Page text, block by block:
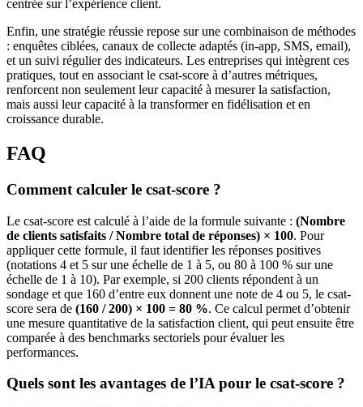
centrée sur l’expérience client.
Enfin, une stratégie réussie repose sur une combinaison de méthodes
: enquêtes ciblées, canaux de collecte adaptés (in-app, SMS, email),
et un suivi régulier des indicateurs. Les entreprises qui intègrent ces
pratiques, tout en associant le csat-score à d’autres métriques,
renforcent non seulement leur capacité à mesurer la satisfaction,
mais aussi leur capacité à la transformer en fidélisation et en
croissance durable.
FAQ
Comment calculer le csat-score ?
Le csat-score est calculé à l’aide de la formule suivante : (Nombre
de clients satisfaits / Nombre total de réponses) × 100. Pour
appliquer cette formule, il faut identifier les réponses positives
(notations 4 et 5 sur une échelle de 1 à 5, ou 80 à 100 % sur une
échelle de 1 à 10). Par exemple, si 200 clients répondent à un
sondage et que 160 d’entre eux donnent une note de 4 ou 5, le csat-
score sera de (160 / 200) × 100 = 80 %. Ce calcul permet d’obtenir
une mesure quantitative de la satisfaction client, qui peut ensuite être
comparée à des benchmarks sectoriels pour évaluer les
performances.
Quels sont les avantages de l’IA pour le csat-score ?